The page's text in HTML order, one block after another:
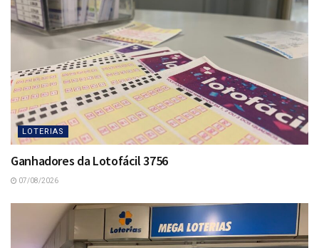
LOTERIAS
Ganhadores da Lotofácil 3756
07/08/2026